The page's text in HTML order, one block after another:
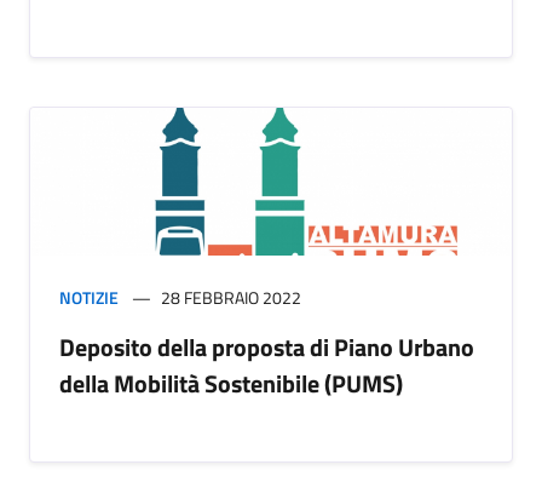
NOTIZIE 28 FEBBRAIO 2022
Deposito della proposta di Piano Urbano
della Mobilità Sostenibile (PUMS)